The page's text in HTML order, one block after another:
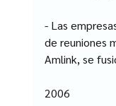
- Las
de reuniones
Amlink, se
2006